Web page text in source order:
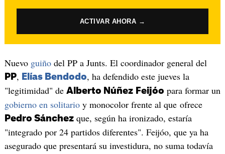
ACTIVAR AHORA →
Nuevo guiñodel PP a Junts. El coordinador general del
PP, Elías Bendodo, ha defendido este jueves la
"legitimidad" de Alberto Núñez Feijóo para formar un
gobierno en solitarioy monocolor frente al que ofrece
Pedro Sánchezque, según ha ironizado, estaría
"integrado por 24 partidos diferentes". Feijóo, que ya ha
asegurado que presentará su investidura, no suma todavía